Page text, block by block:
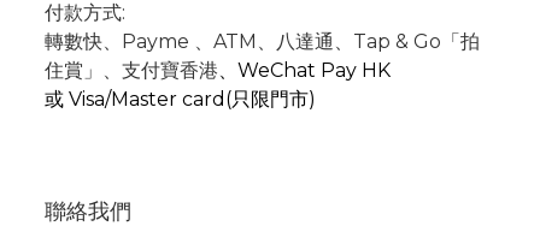
付款方式:
轉數快、Payme 、 ATM 、
八達通、Tap & Go「拍
住賞」 、支付寶香港、 WeChat Pay HK
或 Visa/Master card(只限門市)
聯絡我們